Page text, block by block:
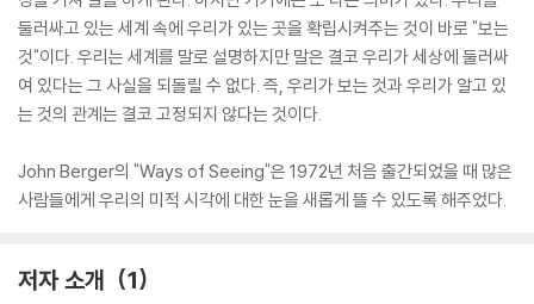
둘러싸고 있는 세계 속에 우리가 있는 곳을 확립시켜주는 것이 바로 "보는
것"이다. 우리는 세계를 말로 설명하지만 말은 결코 우리가 세상에 둘러싸
여 있다는 그 사실을 되돌릴 수 없다. 즉, 우리가 보는 것과 우리가 알고 있
는 것의 관계는 결코 고정되지 않다는 것이다.
John Berger의 "Ways of Seeing"은 1972년 처음 출간되었을 때 많은
사람들에게 우리의 미적 시각에 대한 눈을 새롭게 뜰 수 있도록 해주었다.
저자 소개 1